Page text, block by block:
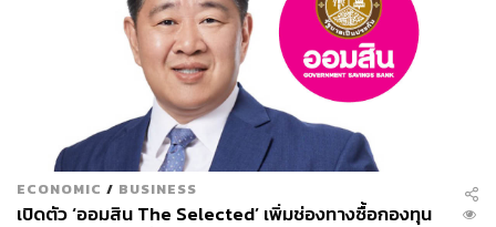
ECONOMIC / BUSINESS
เปิดตัว ‘ออมสิน The Selected’ เพิ่มช่องทางซื้อกองทุน